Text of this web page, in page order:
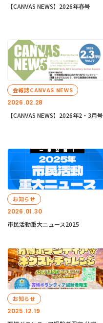
【CANVAS NEWS】2026年春号
2026.02.28
会報誌CANVAS NEWS
【CANVAS NEWS】2026年2・3月号
2026.01.30
お知らせ
市民活動重大ニュース2025
2025.12.19
お知らせ